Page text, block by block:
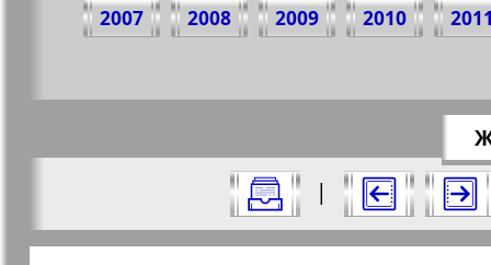
2007 2008 2009 2010 2011
Все номера журнала "Торговый
|
https://